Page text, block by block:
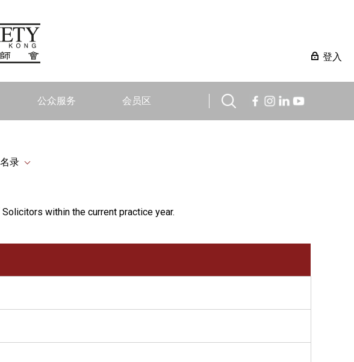
登入
公众服务 会员区
录
within the current practice year.